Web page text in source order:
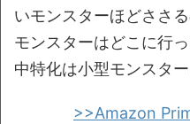
いモンスターほどささ
モンスターはどこに行
中特化は小型モンスタ
>>Amazon